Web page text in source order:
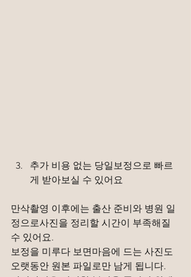
추가 비용 없는 당일보정으로 빠르
게 받아보실 수 있어요
만삭촬영 이후에는 출산 준비와 병원 일
정으로사진을 정리할 시간이 부족해질
수 있어요.
보정을 미루다 보면마음에 드는 사진도
오랫동안 원본 파일로만 남게 됩니다.